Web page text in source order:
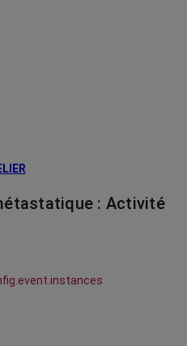
: Activité